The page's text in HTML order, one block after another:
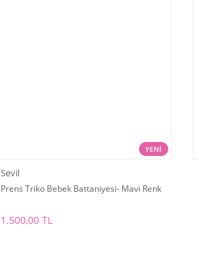
YENİ
Sevil
Prens Triko Bebek Battaniyesi- Mavi Renk
1.500,00 TL